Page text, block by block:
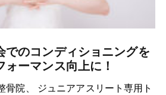
でのコンディショニングを
ーマンス向上に！
骨院、 ジュニアアスリート専用ト